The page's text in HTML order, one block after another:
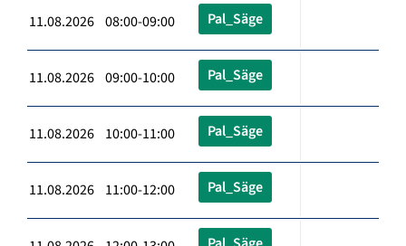
11.08.2026 08:00-09:00 Pal_Säge
11.08.2026 09:00-10:00 Pal_Säge
11.08.2026 10:00-11:00 Pal_Säge
11.08.2026 11:00-12:00 Pal_Säge